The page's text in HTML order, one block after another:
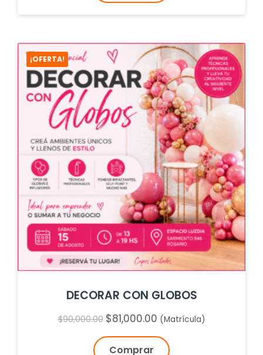
¡OFERTA!
DECORAR CON GLOBOS
$90,000.00 El
original
$81,000.00El
actual
(Matrícula)
Comprar